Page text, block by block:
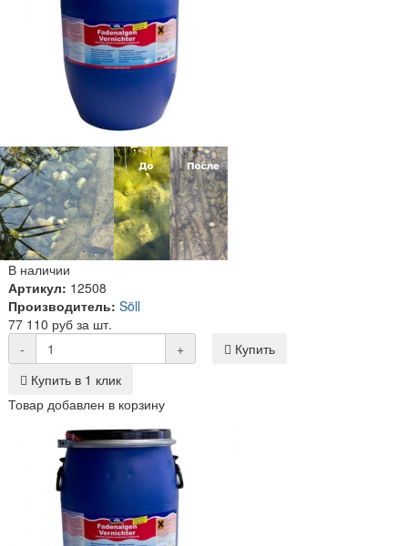
В наличии
Артикул: 12508
Производитель: Söll
77 110 руб за шт.
-
+
Купить
Купить в 1 клик
Товар добавлен в корзину